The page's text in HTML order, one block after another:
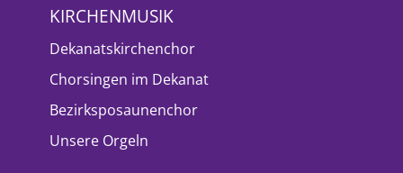
KIRCHENMUSIK
Dekanatskirchenchor
Chorsingen im Dekanat
Bezirksposaunenchor
Unsere Orgeln